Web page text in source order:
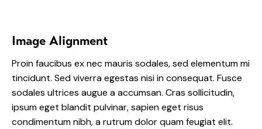
Image Alignment
Proin faucibus ex nec mauris sodales, sed elementum mi
tincidunt. Sed viverra egestas nisi in consequat. Fusce
sodales ultrices augue a accumsan. Cras sollicitudin,
ipsum eget blandit pulvinar, sapien eget risus
condimentum nibh, a rutrum dolor quam feugiat elit.